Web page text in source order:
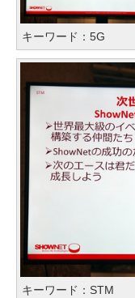
キーワード：5G
キーワード：STM